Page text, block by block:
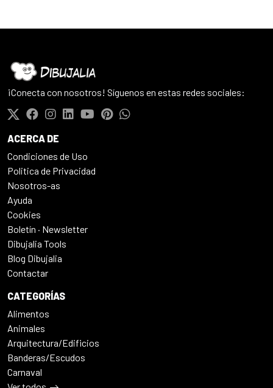
¡Conecta con nosotros! Síguenos en estas redes sociales:
ACERCA DE
Condiciones de Uso
Politica de Privacidad
Nosotros-as
Ayuda
Cookies
Boletín · Newsletter
Dibujalia Tools
Blog Dibujalia
Contactar
CATEGORÍAS
Alimentos
Animales
Arquitectura/Edificios
Banderas/Escudos
Carnaval